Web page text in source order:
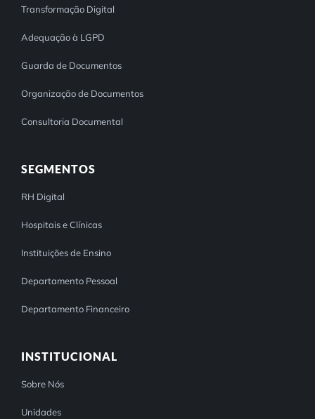
Transformação Digital
Adequação à LGPD
Guarda de Documentos
Organização de Documentos
Consultoria Documental
SEGMENTOS
RH Digital
Hospitais e Clínicas
Instituições de Ensino
Departamento Pessoal
Departamento Financeiro
INSTITUCIONAL
Sobre Nós
Unidades